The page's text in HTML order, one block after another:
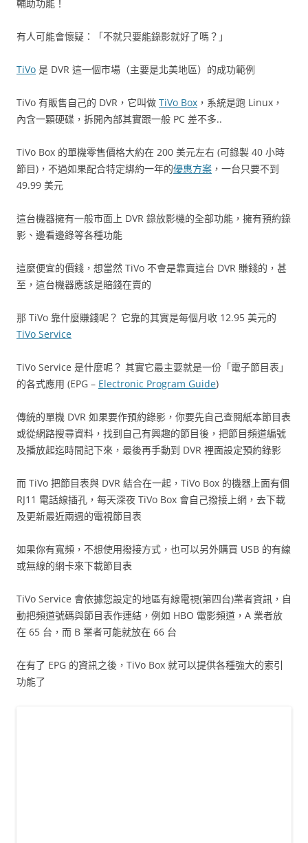
輔助功能！
有人可能會懷疑：「不就只要能錄影就好了嗎？」
TiVo 是 DVR 這一個市場（主要是北美地區）的成功範例
TiVo 有販售自己的 DVR，它叫做 TiVo Box ，系統是跑 Linux，
內含一顆硬碟，拆開內部其實跟一般 PC 差不多..
TiVo Box 的單機零售價格大約在 200 美元左右 (可錄製 40 小時
節目)，不過如果配合特定綁約一年的優惠方案 ，一台只要不到
49.99 美元
這台機器擁有一般市面上 DVR 錄放影機的全部功能，擁有預約錄
影、邊看邊錄等各種功能
這麼便宜的價錢，想當然 TiVo 不會是靠賣這台 DVR 賺錢的，甚
至，這台機器應該是賠錢在賣的
那 TiVo 靠什麼賺錢呢？ 它靠的其實是每個月收 12.95 美元的
TiVo Service
TiVo Service 是什麼呢？ 其實它最主要就是一份「電子節目表」
的各式應用 (EPG – Electronic Program Guide)
傳統的單機 DVR 如果要作預約錄影，你要先自己查閱紙本節目表
或從網路搜尋資料，找到自己有興趣的節目後，把節目頻道編號
及播放起迄時間記下來，最後再手動到 DVR 裡面設定預約錄影
而 TiVo 把節目表與 DVR 結合在一起，TiVo Box 的機器上面有個
RJ11 電話線插孔，每天深夜 TiVo Box 會自己撥接上網，去下載
及更新最近兩週的電視節目表
如果你有寬頻，不想使用撥接方式，也可以另外購買 USB 的有線
或無線的網卡來下載節目表
TiVo Service 會依據您設定的地區有線電視(第四台)業者資訊，自
動把頻道號碼與節目表作連結，例如 HBO 電影頻道，A 業者放
在 65 台，而 B 業者可能就放在 66 台
在有了 EPG 的資訊之後，TiVo Box 就可以提供各種強大的索引
功能了